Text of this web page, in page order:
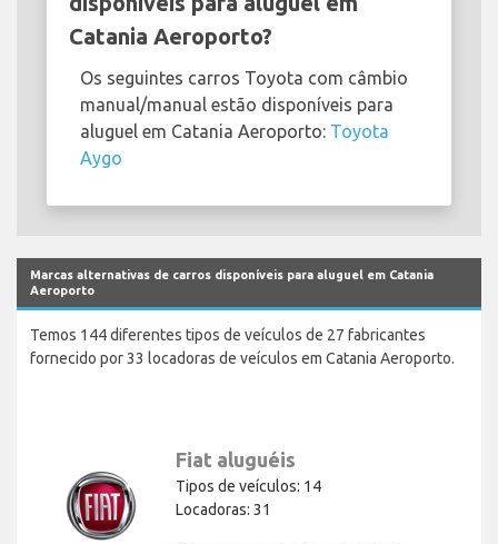
Catania Aeroporto?
Os seguintes carros Toyota com câmbio
manual/manual estão disponíveis para
aluguel em Catania Aeroporto: Toyota
Aygo
Marcas alternativas de carros disponíveis para aluguel em Catania
Aeroporto
Temos 144 diferentes tipos de veículos de 27 fabricantes
fornecido por 33 locadoras de veículos em Catania Aeroporto.
Fiat aluguéis
Tipos de veículos: 14
Locadoras: 31